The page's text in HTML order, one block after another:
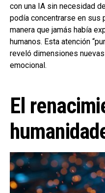
con una IA sin necesidad
podía concentrarse en sus
manera que jamás había
humanos. Esta atención
reveló dimensiones
emocional.
El